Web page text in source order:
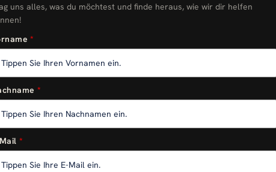
uns alles, was du möchtest und finde heraus, wie wir dir helfen
*
*
*